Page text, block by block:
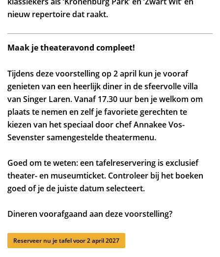
nieuw repertoire dat raakt.
Maak je theateravond compleet!
Tijdens deze voorstelling op 2 april kun je vooraf
genieten van een heerlijk diner in de sfeervolle villa
van Singer Laren. Vanaf 17.30 uur ben je welkom om
plaats te nemen en zelf je favoriete gerechten te
kiezen van het speciaal door chef Annakee Vos-
Sevenster samengestelde theatermenu.
Goed om te weten: een tafelreservering is exclusief
theater- en museumticket. Controleer bij het boeken
goed of je de juiste datum selecteert.
Dineren voorafgaand aan deze voorstelling?
Reserveer nu je tafel voor 2 april 2027